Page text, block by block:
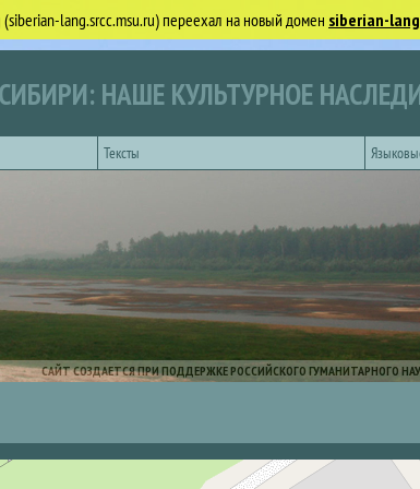
(siberian-lang.srcc.msu.ru) переехал на новый домен siberian-
НАШЕ КУЛЬТУРНОЕ
Тексты
САЙТ СОЗДАЕТСЯ ПРИ ПОДДЕРЖКЕ РОССИЙСКОГО ГУМАНИТАРНОГО